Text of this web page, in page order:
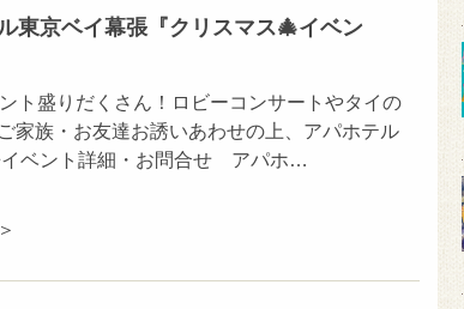
東京ベイ幕張『クリスマス🎄イベン
ト盛りだくさん！ロビーコンサートやタイの
家族・お友達お誘いあわせの上、アパホテル
ベント詳細・お問合せ アパホ…